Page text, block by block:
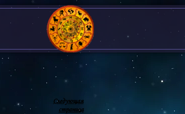
Следующая
страница